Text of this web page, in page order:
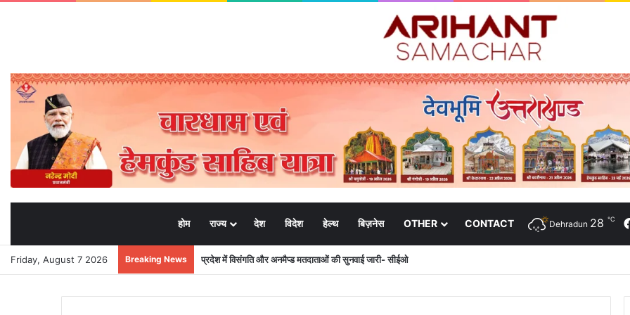
होम राज्य देश विदेश हेल्थ बिज़नेस OTHER CONTACT Dehradun 28 ℃
Friday, August 7 2026 Breaking News प्रदेश में विसंगति और अनमैप्ड मतदाताओं की सुनवाई जारी- सीईओ